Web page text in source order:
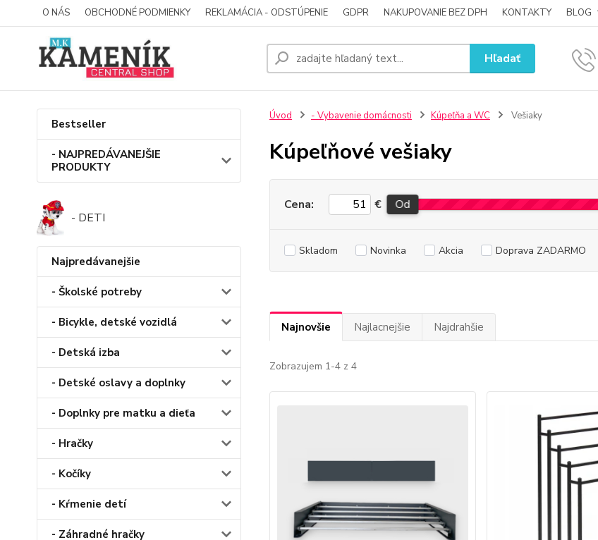
O NÁS OBCHODNÉ PODMIENKY REKLAMÁCIA - ODSTÚPENIE GDPR NAKUPOVANIE BEZ DPH KONTAKTY BLOG
Hľadať
Bestseller
- NAJPREDÁVANEJŠIE
PRODUKTY
- DETI
Najpredávanejšie
- Školské potreby
- Bicykle, detské vozidlá
- Detská izba
- Detské oslavy a doplnky
- Doplnky pre matku a dieťa
- Hračky
- Kočíky
- Kŕmenie detí
- Záhradné hračky
Úvod - Vybavenie domácnosti Kúpeľňa a WC Vešiaky
Kúpeľňové vešiaky
Cena: € Od
Skladom Novinka Akcia Doprava ZADARMO
Najnovšie Najlacnejšie Najdrahšie
Zobrazujem 1-4 z 4